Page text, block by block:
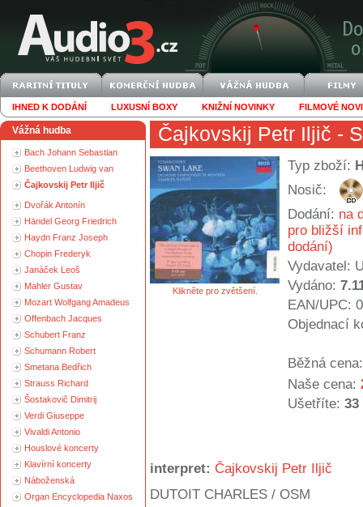
IHNED K DODÁNÍ LUXUSNÍ BOXY KNIŽNÍ NOVINKY FILMOVÉ
Vážná hudba
Bach Johann Sebastian
Beethoven Ludwig van
Čajkovskij Petr Iljič
Dvořák Antonín
Händel Georg Friedrich
Haydn Franz Joseph
Chopin Frederyk
Janáček Leoš
Mahler Gustav
Mozart Wolfgang Amadeus
Offenbach Jacques
Schubert Franz
Schumann Robert
Smetana Bedřich
Strauss Richard
Šostakovič Dimitrij
Verdi Giuseppe
Vivaldi Antonio
Houslové koncerty
Klavírní koncerty
Náboženská
Organ Encyclopedia Naxos
Čajkovskij Petr Iljič -
Klikněte pro zvětšení.
Typ zboží:
Nosič:
Dodání: na
pro bližší
dodání)
Vydavatel:
Vydáno:
EAN/UPC:
Objednací
Běžná cena:
Naše cena:
Ušetříte: 33
interpret: Čajkovskij Petr Iljič
DUTOIT CHARLES / OSM